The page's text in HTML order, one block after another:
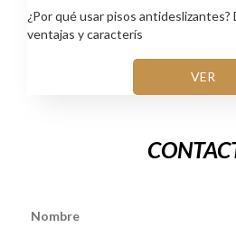
¿Por qué usar pisos
ventajas y caracterís
VER